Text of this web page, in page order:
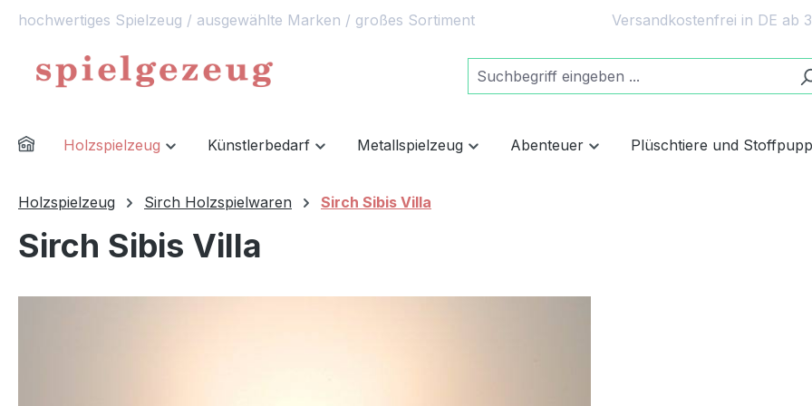
Zur Hauptnavigation springen
hochwertiges Spielzeug / ausgewählte Marken / großes Sortiment Versandkostenfrei in DE ab
Holzspielzeug Künstlerbedarf Metallspielzeug Abenteuer Plüschtiere und
Holzspielzeug Sirch Holzspielwaren Sirch Sibis Villa
Sirch Sibis Villa